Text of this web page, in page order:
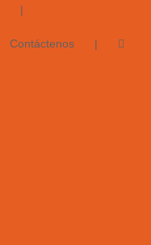
Contáctenos